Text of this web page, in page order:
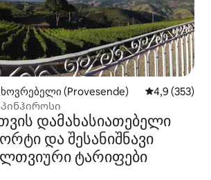
(Provesende) საშუალო
4,9 (353)
დამახასიათებელი
და შესანიშნავი
ტარიფები